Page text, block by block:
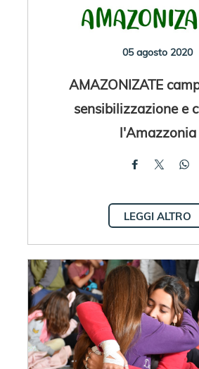
05 agosto 2020
AMAZONIZATE
sensibilizzazione e
l'Amazzonia
LEGGI ALTRO